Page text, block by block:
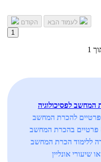
הקודם
1
לפסיכולוגיה
פרטיים להכרת המחשב
פרטיים בהכרת המחשב
ללימוד הכרת המחשב
שיעורי אונליין